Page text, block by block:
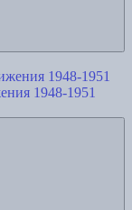
1948-1951